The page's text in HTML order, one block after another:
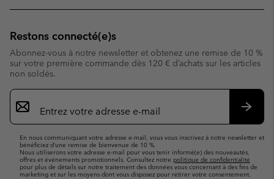
Restons connecté(e)s
Abonnez-vous à notre newsletter et obtenez une remise de 10 %
sur votre première commande dès 120 € d’achats sur les articles
non soldés.
Inscription
par
e-
En nous communiquant votre adresse e-mail, vous vous inscrivez à notre newsletter et
bénéficiez d’une remise de bienvenue de 10 %.
Nous utiliserons votre adresse e-mail pour vous tenir informé(e) des nouveautés,
offres et événements promotionnels. Consultez notre politique de confidentialité
pour plus de détails sur notre traitement des données vous concernant à des fins de
marketing et sur les moyens dont vous disposez pour retirer votre consentement.